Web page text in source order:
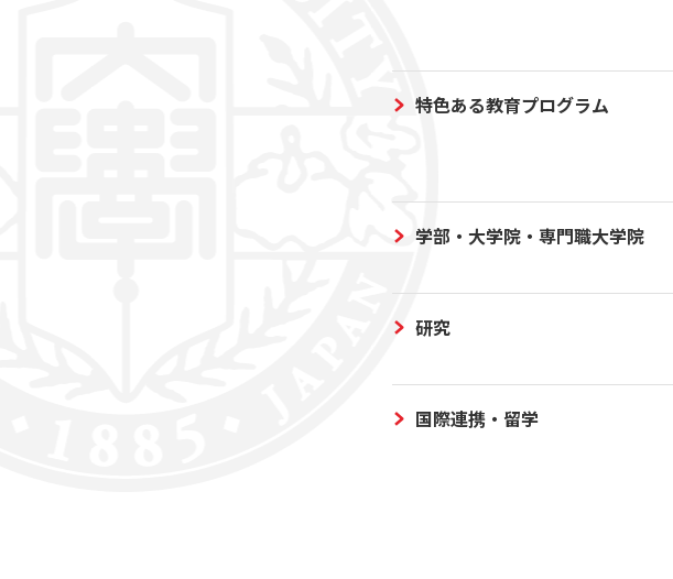
特色ある教育プログラム
学部・大学院・専門職大学院
研究
国際連携・留学